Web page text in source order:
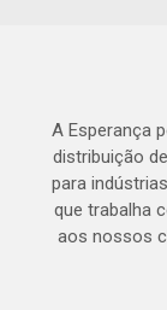
A Esperança
distribuição
para
que trabalha
aos nossos